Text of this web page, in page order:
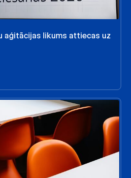
aģitācijas likums attiecas uz